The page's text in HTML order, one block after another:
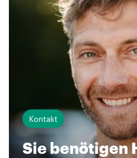
Kontakt
Sie benötigen